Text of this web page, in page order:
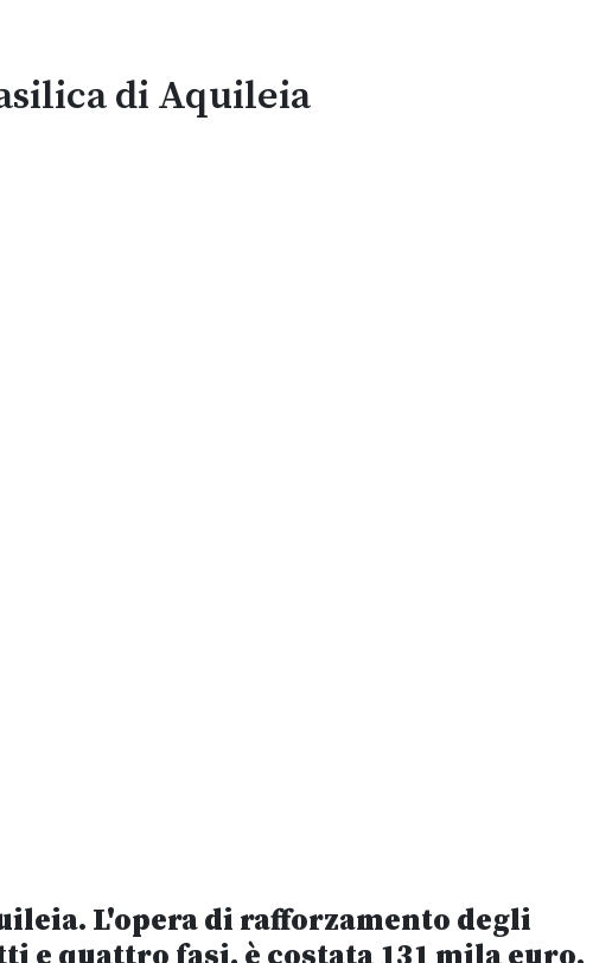
di Aquileia
L'opera di rafforzamento degli